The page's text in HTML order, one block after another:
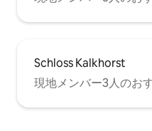
Schloss Kalkhorst
現地メンバー3人のお